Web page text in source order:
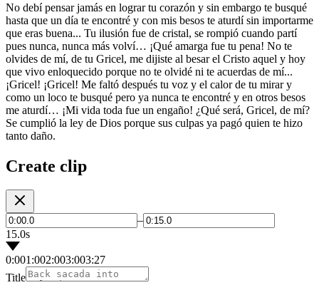
No debí pensar jamás en lograr tu corazón y sin embargo te busqué
hasta que un día te encontré y con mis besos te aturdí sin importarme
que eras buena... Tu ilusión fue de cristal, se rompió cuando partí
pues nunca, nunca más volví… ¡Qué amarga fue tu pena! No te
olvides de mí, de tu Gricel, me dijiste al besar el Cristo aquel y hoy
que vivo enloquecido porque no te olvidé ni te acuerdas de mí...
¡Gricel! ¡Gricel! Me faltó después tu voz y el calor de tu mirar y
como un loco te busqué pero ya nunca te encontré y en otros besos
me aturdí… ¡Mi vida toda fue un engaño! ¿Qué será, Gricel, de mí?
Se cumplió la ley de Dios porque sus culpas ya pagó quien te hizo
tanto daño.
Create clip
–
15.0s
0:001:002:003:003:27
Title